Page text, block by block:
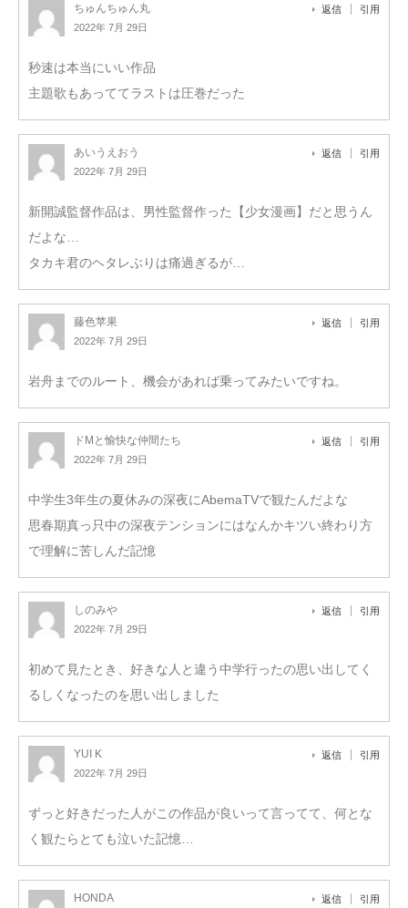
ちゅんちゅん丸
2022年 7月 29日
返信 引用
秒速は本当にいい作品
主題歌もあっててラストは圧巻だった
あいうえおう
2022年 7月 29日
返信 引用
新開誠監督作品は、男性監督作った【少女漫画】だと思うん
だよな…
タカキ君のヘタレぶりは痛過ぎるが…
藤色苹果
2022年 7月 29日
返信 引用
岩舟までのルート、機会があれば乗ってみたいですね。
ドMと愉快な仲間たち
2022年 7月 29日
返信 引用
中学生3年生の夏休みの深夜にAbemaTVで観たんだよな
思春期真っ只中の深夜テンションにはなんかキツい終わり方
で理解に苦しんだ記憶
しのみや
2022年 7月 29日
返信 引用
初めて見たとき、好きな人と違う中学行ったの思い出してく
るしくなったのを思い出しました
YUI K
2022年 7月 29日
返信 引用
ずっと好きだった人がこの作品が良いって言ってて、何とな
く観たらとても泣いた記憶…
HONDA 返信 引用